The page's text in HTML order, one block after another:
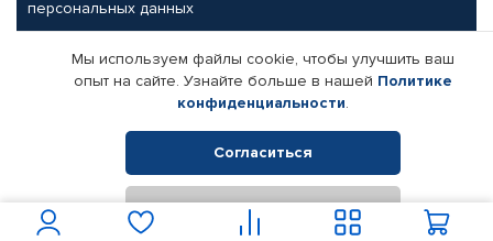
персональных данных
Партнерам
Корпоративным клиентам
Поставщикам
Реквизиты компании
© КАМАЗ ЦЕНТР ДОНЕЦК, 2015-2026. Все права защищены.
Интернет-магазин автомобильных товаров Автопрофи.
Мы используем файлы cookie, чтобы улучшить ваш
опыт на сайте. Узнайте больше в нашей Политике
конфиденциальности.
Согласиться
Отклонить